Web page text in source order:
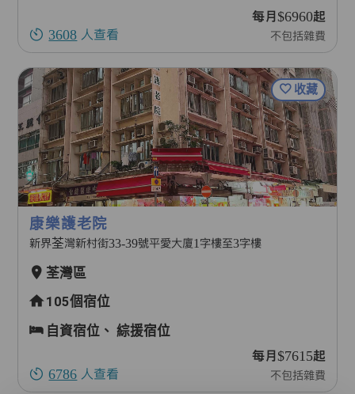
3608 人查看
每月$6960起
不包括雜費
收藏
康樂護老院
新界荃灣新村街33-39號平愛大廈1字樓至3字樓
荃灣區
105個宿位
自資宿位、綜援宿位
6786 人查看
每月$7615起
不包括雜費